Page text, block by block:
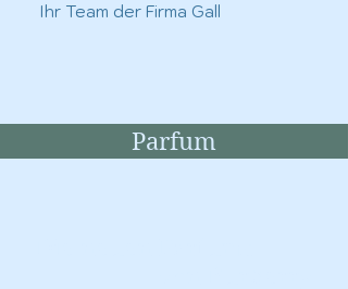
Ihr Team der Firma Gall
Parfum